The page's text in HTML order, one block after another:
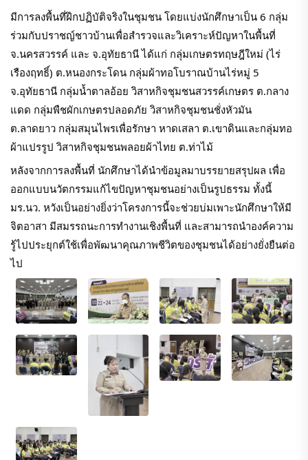
มีการลงพื้นที่ฝึกปฏิบัติจริงในชุมชน โดยแบ่งนักศึกษาเป็น 6 กลุ่ม
ร่วมกับปราชญ์ชาวบ้านเพื่อสำรวจและวิเคราะห์ปัญหาในพื้นที่
จ.นครสวรรค์ และ จ.อุทัยธานี ได้แก่ กลุ่มเกษตรทฤษฎีใหม่ (ไร่
เรืองฤทธิ์) ต.หนองกระโดน กลุ่มผ้าทอโบราณบ้านไร่หมู่ 5
จ.อุทัยธานี กลุ่มน้ำตาลอ้อย วิสาหกิจชุมชนสวรรค์เกษตร ต.กลาง
แดด กลุ่มพืชผักเกษตรปลอดภัย วิสาหกิจชุมชนชั่งหัวมัน
ต.ลาดยาว กลุ่มสมุนไพรเพื่อรักษา หาดเสลา ต.เขาดินและกลุ่มทอ
ผ้าแปรรูป วิสาหกิจชุมชนพลอยผ้าไทย ต.ท่าไม้
หลังจากการลงพื้นที่ นักศึกษาได้นำข้อมูลมาบรรยายสรุปผล เพื่อ
ออกแบบนวัตกรรมแก้ไขปัญหาชุมชนอย่างเป็นรูปธรรม ทั้งนี้
มร.นว. หวังเป็นอย่างยิ่งว่าโครงการนี้จะช่วยบ่มเพาะนักศึกษาให้มี
จิตอาสา มีสมรรถนะการทำงานเชิงพื้นที่ และสามารถนำองค์ความ
รู้ไปประยุกต์ใช้เพื่อพัฒนาคุณภาพชีวิตของชุมชนได้อย่างยั่งยืนต่อ
ไป